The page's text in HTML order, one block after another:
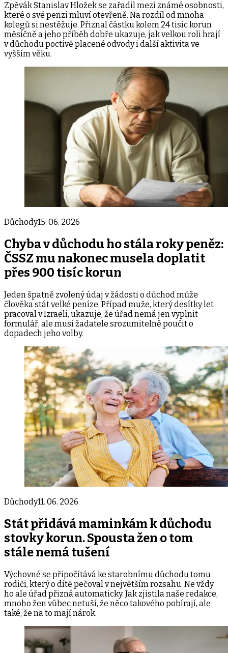
Zpěvák Stanislav Hložek se zařadil mezi známé osobnosti,
které o své penzi mluví otevřeně. Na rozdíl od mnoha
kolegů si nestěžuje. Přiznal částku kolem 24 tisíc korun
měsíčně a jeho příběh dobře ukazuje, jak velkou roli hrají
v důchodu poctivě placené odvody i další aktivita ve
vyšším věku.
Důchody15. 06. 2026
Chyba v důchodu ho stála roky peněz:
ČSSZ mu nakonec musela doplatit
přes 900 tisíc korun
Jeden špatně zvolený údaj v žádosti o důchod může
člověka stát velké peníze. Případ muže, který desítky let
pracoval v Izraeli, ukazuje, že úřad nemá jen vyplnit
formulář, ale musí žadatele srozumitelně poučit o
dopadech jeho volby.
Důchody11. 06. 2026
Stát přidává maminkám k důchodu
stovky korun. Spousta žen o tom
stále nemá tušení
Výchovné se připočítává ke starobnímu důchodu tomu
rodiči, který o dítě pečoval v největším rozsahu. Ne vždy
ho ale úřad přizná automaticky. Jak zjistila naše redakce,
mnoho žen vůbec netuší, že něco takového pobírají, ale
také, že na to mají nárok.